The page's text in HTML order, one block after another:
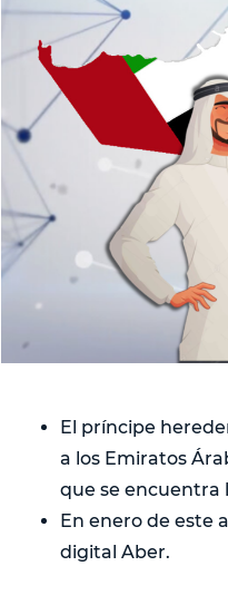
El príncipe
a los Emiratos
que se encuentra
En enero de este
digital Aber.